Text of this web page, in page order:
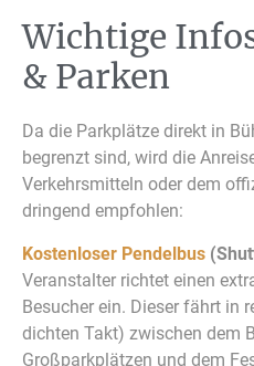
Wichtige
& Parken
Da die Parkplätze direkt in
begrenzt sind, wird die
Verkehrsmitteln oder dem
dringend empfohlen:
Kostenloser Pendelbus
Veranstalter richtet einen
Besucher ein. Dieser fährt in
dichten Takt) zwischen dem
Großparkplätzen und dem